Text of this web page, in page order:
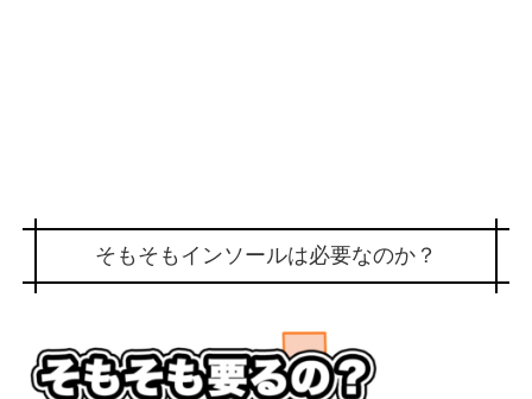
そもそもインソールは必要なのか？